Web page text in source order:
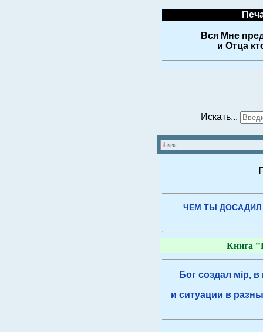
Вся Мне
и Отца
Искать...
ЧЕМ ТЫ
Книга
Бог создал мiр,
и ситуации в